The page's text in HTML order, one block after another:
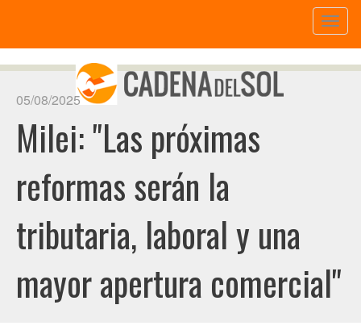
05/08/2025
Milei: "Las próximas
reformas serán la
tributaria, laboral y una
mayor apertura comercial"